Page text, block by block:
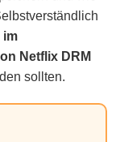
im
Netflix DRM
sollten.